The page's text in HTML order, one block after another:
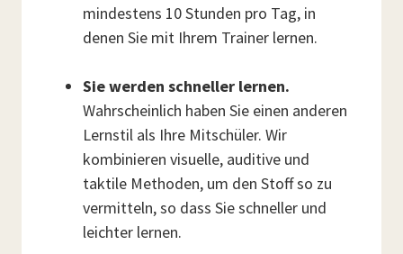
mindestens 10 Stunden pro Tag, in
denen Sie mit Ihrem Trainer lernen.
Sie werden schneller lernen.
Wahrscheinlich haben Sie einen anderen
Lernstil als Ihre Mitschüler. Wir
kombinieren visuelle, auditive und
taktile Methoden, um den Stoff so zu
vermitteln, so dass Sie schneller und
leichter lernen.